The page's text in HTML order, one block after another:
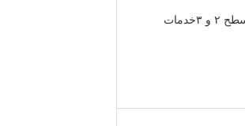
كار · **** دانلود آخرین فهرست کشوری شرکت های خصوصی سطح ۲ و ۳خدمات